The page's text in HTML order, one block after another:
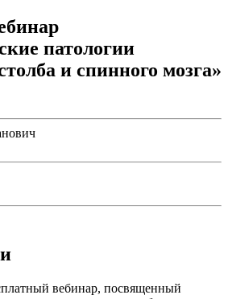
патологии
и спинного мозга»
вебинар, посвященный